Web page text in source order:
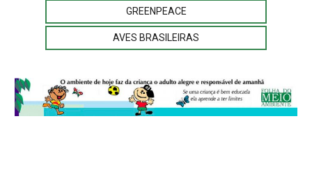
GREENPEACE
AVES BRASILEIRAS